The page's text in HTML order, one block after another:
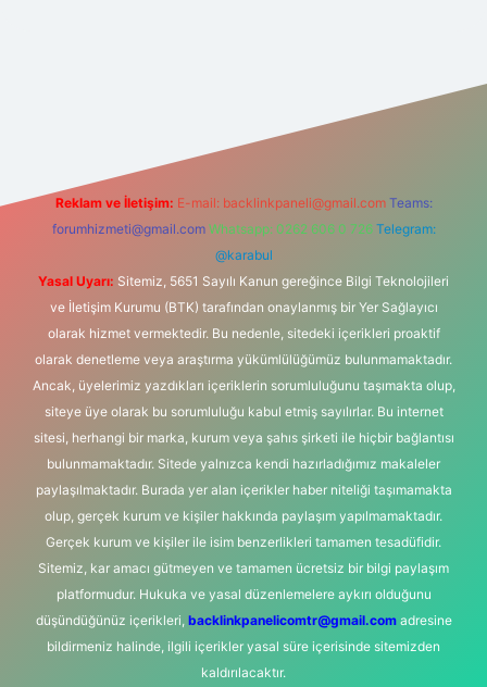
Reklam ve İletişim: E-mail: backlinkpaneli@gmail.com Teams:
forumhizmeti@gmail.com Whatsapp: 0262 606 0 726 Telegram:
@karabul
Yasal Uyarı: Sitemiz, 5651 Sayılı Kanun gereğince Bilgi Teknolojileri
ve İletişim Kurumu (BTK) tarafından onaylanmış bir Yer Sağlayıcı
olarak hizmet vermektedir. Bu nedenle, sitedeki içerikleri proaktif
olarak denetleme veya araştırma yükümlülüğümüz bulunmamaktadır.
Ancak, üyelerimiz yazdıkları içeriklerin sorumluluğunu taşımakta olup,
siteye üye olarak bu sorumluluğu kabul etmiş sayılırlar. Bu internet
sitesi, herhangi bir marka, kurum veya şahıs şirketi ile hiçbir bağlantısı
bulunmamaktadır. Sitede yalnızca kendi hazırladığımız makaleler
paylaşılmaktadır. Burada yer alan içerikler haber niteliği taşımamakta
olup, gerçek kurum ve kişiler hakkında paylaşım yapılmamaktadır.
Gerçek kurum ve kişiler ile isim benzerlikleri tamamen tesadüfidir.
Sitemiz, kar amacı gütmeyen ve tamamen ücretsiz bir bilgi paylaşım
platformudur. Hukuka ve yasal düzenlemelere aykırı olduğunu
düşündüğünüz içerikleri, backlinkpanelicomtr@gmail.comadresine
bildirmeniz halinde, ilgili içerikler yasal süre içerisinde sitemizden
kaldırılacaktır.